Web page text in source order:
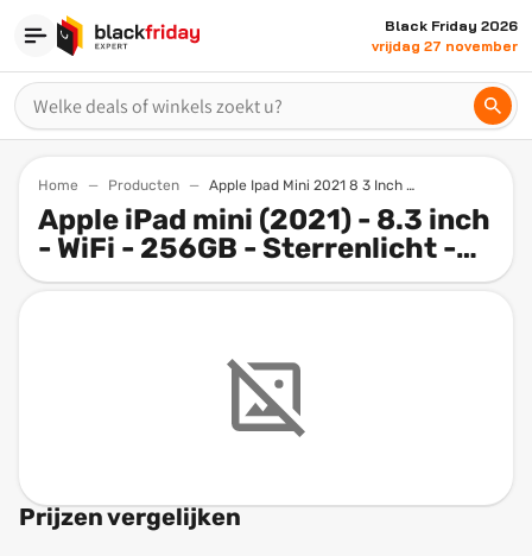
Black Friday 2026
vrijdag 27 november
Home Producten Apple Ipad Mini 2021 8 3 Inch Wifi 256gb Sterrenlicht 6e Generatie
Apple iPad mini (2021) - 8.3 inch
- WiFi - 256GB - Sterrenlicht -
6e generatie
Prijzen vergelijken